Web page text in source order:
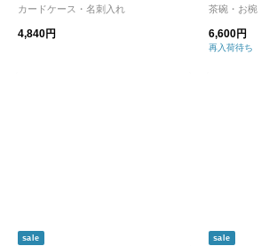
カードケース・名刺入れ
4,840円
茶碗・お椀
6,600円
再入荷待ち
sale sale